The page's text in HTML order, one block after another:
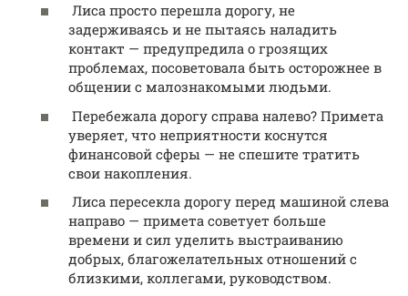
Лиса просто перешла дорогу, не
задерживаясь и не пытаясь наладить
контакт — предупредила о грозящих
проблемах, посоветовала быть осторожнее в
общении с малознакомыми людьми.
Перебежала дорогу справа налево? Примета
уверяет, что неприятности коснутся
финансовой сферы — не спешите тратить
свои накопления.
Лиса пересекла дорогу перед машиной слева
направо — примета советует больше
времени и сил уделить выстраиванию
добрых, благожелательных отношений с
близкими, коллегами, руководством.